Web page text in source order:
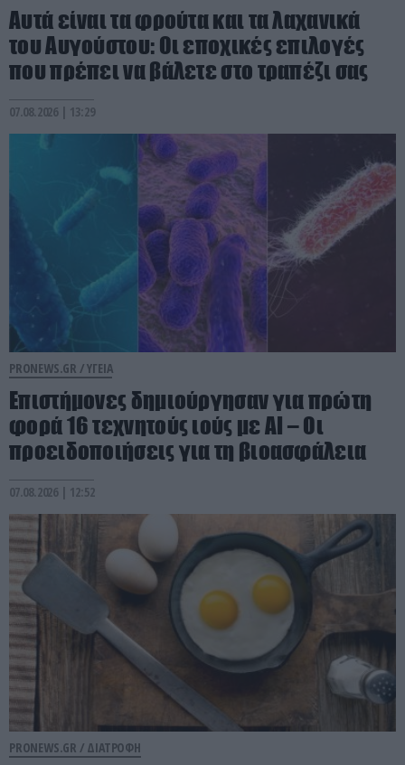
Αυτά είναι τα φρούτα και τα λαχανικά
του Αυγούστου: Οι εποχικές επιλογές
που πρέπει να βάλετε στο τραπέζι σας
07.08.2026 | 13:29
PRONEWS.GR /ΥΓΕΙΑ
Επιστήμονες δημιούργησαν για πρώτη
φορά 16 τεχνητούς ιούς με AI – Οι
προειδοποιήσεις για τη βιοασφάλεια
07.08.2026 | 12:52
PRONEWS.GR / ΔΙΑΤΡΟΦΗ